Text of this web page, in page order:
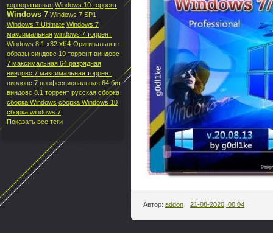
Автор: addon 21-08-2020, 00:04
корпоративная Windows 10 торрент
Windows 7 Windows 7 SP1
Windows 7 Ultimate Windows 7
максимальная windows 7 торрент
Windows 8.1 x32 x64 Оригинальные
образы виндовс 10 торрент виндовс
7 максимальная 64 разрядная
виндовс 7 максимальная торрент
виндовс 7 профессиональная 64 бит
виндовс 8.1 торрент русская сборка
сборка Windows сборка Windows 10
сборка windows 7
Показать все теги